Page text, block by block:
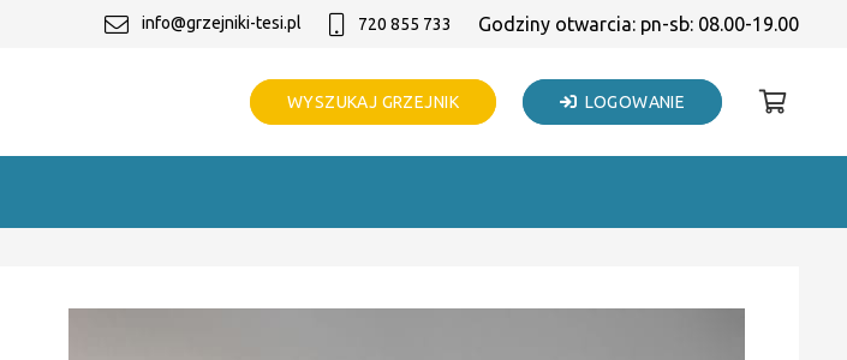
info@grzejniki-tesi.pl 720 855 733 Godziny otwarcia: pn-sb: 08.00-19.00
WYSZUKAJ GRZEJNIK LOGOWANIE